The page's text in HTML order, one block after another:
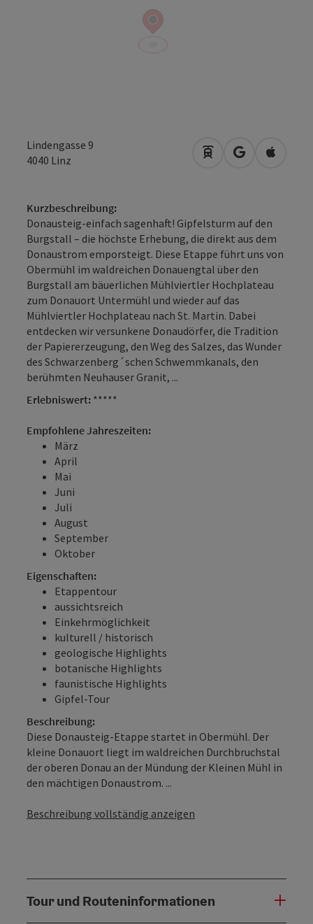
Lindengasse 9
4040 Linz Anreise mit
in Google
in
Kurzbeschreibung:
Donausteig-einfach sagenhaft! Gipfelsturm auf den
Burgstall – die höchste Erhebung, die direkt aus dem
Donaustrom emporsteigt. Diese Etappe führt uns von
Obermühl im waldreichen Donauengtal über den
Burgstall am bäuerlichen Mühlviertler Hochplateau
zum Donauort Untermühl und wieder auf das
Mühlviertler Hochplateau nach St. Martin. Dabei
entdecken wir versunkene Donaudörfer, die Tradition
der Papiererzeugung, den Weg des Salzes, das Wunder
des Schwarzenberg´schen Schwemmkanals, den
berühmten Neuhauser Granit, ...
Erlebniswert: *****
Empfohlene Jahreszeiten:
März
April
Mai
Juni
Juli
August
September
Oktober
Eigenschaften:
Etappentour
aussichtsreich
Einkehrmöglichkeit
kulturell / historisch
geologische Highlights
botanische Highlights
faunistische Highlights
Gipfel-Tour
Beschreibung:
Diese Donausteig-Etappe startet in Obermühl. Der
kleine Donauort liegt im waldreichen Durchbruchstal
der oberen Donau an der Mündung der Kleinen Mühl in
den mächtigen Donaustrom. ...
Beschreibung vollständig anzeigen
Tour und Routeninformationen